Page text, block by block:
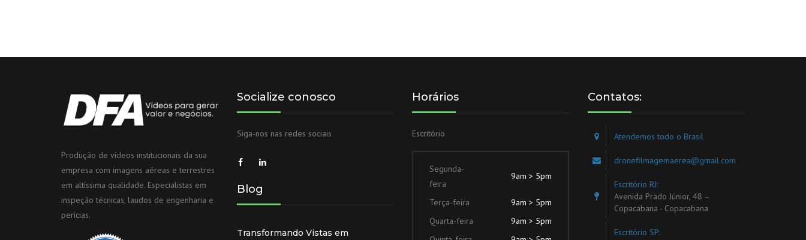
Produção de vídeos institucionais da sua
empresa com imagens aéreas e terrestres
em altíssima qualidade. Especialistas em
inspeção técnicas, laudos de engenharia e
perícias.
Socialize conosco
Siga-nos nas redes sociais
Blog
Transformando Vistas em
Horários
Escritório
Segunda-
feira
9am > 5pm
Terça-feira
9am > 5pm
Quarta-feira
9am > 5pm
Contatos:
Atendemos todo o Brasil
dronefilmagemaerea@gmail.com
Escritório RJ:
Avenida Prado Júnior, 48 –
Copacabana - Copacabana
Escritório SP: